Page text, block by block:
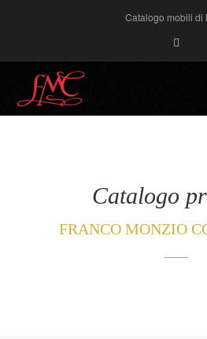
Catalogo mobili di
Catalogo
FRANCO MONZIO